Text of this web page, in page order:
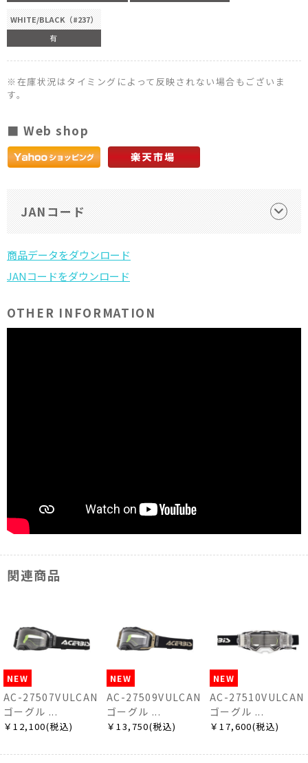
WHITE/BLACK（#237）
有
※在庫状況はタイミングによって反映されない場合もございま
す。
■ Web shop
JANコード
OTHER INFORMATION
関連商品
込)
AC-27509VULCAN
ゴーグル ...
￥13,750(税込)
AC-27510VULCAN
ゴーグル ...
￥17,600(税込)
AC-
ゴーグル
￥3,300(